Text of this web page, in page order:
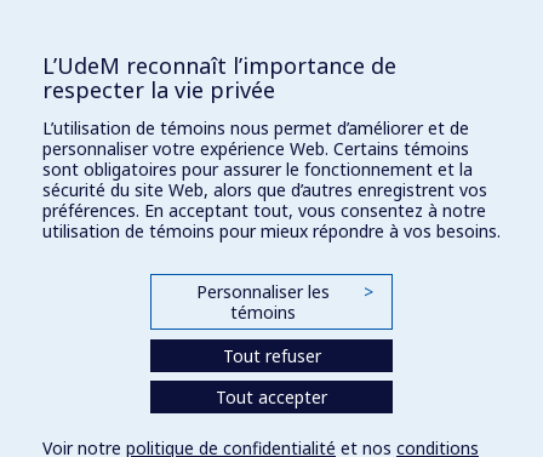
Royaume-Uni → Europe
L’UdeM reconnaît l’importance de
respecter la vie privée
L’utilisation de témoins nous permet d’améliorer et de
personnaliser votre expérience Web. Certains témoins
sont obligatoires pour assurer le fonctionnement et la
sécurité du site Web, alors que d’autres enregistrent vos
préférences. En acceptant tout, vous consentez à notre
utilisation de témoins pour mieux répondre à vos besoins.
Personnaliser les
témoins
>
Tout refuser
Tout accepter
Voir notre politique de confidentialité et nos conditions